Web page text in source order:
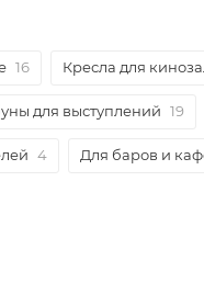
16 Кресла для
для выступлений 19
4 Для баров и